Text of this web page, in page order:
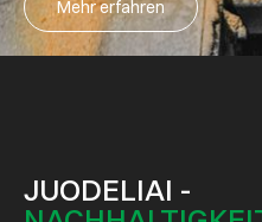
Mehr erfahren
JUODELIAI -